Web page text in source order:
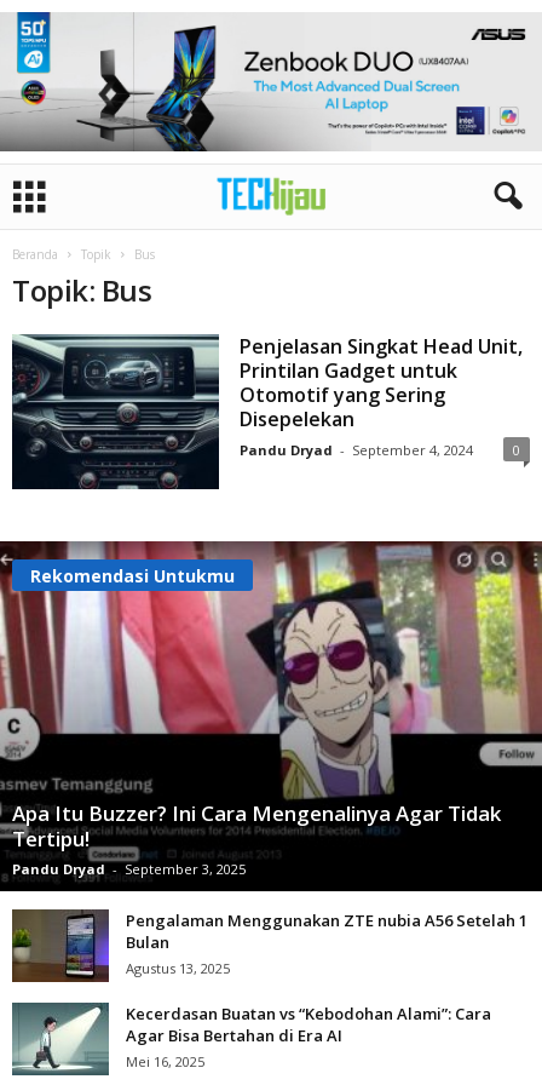
Beranda Topik Bus
Topik: Bus
Penjelasan Singkat Head Unit,
Printilan Gadget untuk
Otomotif yang Sering
Disepelekan
Pandu Dryad - September 4, 2024 0
Rekomendasi Untukmu
Apa Itu Buzzer? Ini Cara Mengenalinya Agar Tidak
Tertipu!
Pandu Dryad - September 3, 2025
Pengalaman Menggunakan ZTE nubia A56 Setelah 1
Bulan
Agustus 13, 2025
Kecerdasan Buatan vs “Kebodohan Alami”: Cara
Agar Bisa Bertahan di Era AI
Mei 16, 2025